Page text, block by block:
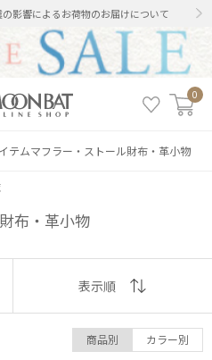
影響によるお荷物のお届けについて
0
テムマフラー・ストール財布・革小物
布・革小物
表示順
商品別 カラー別